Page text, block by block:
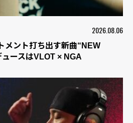
2026.08.06
メント打ち出す新曲“NEW
ースはVLOT × NGA